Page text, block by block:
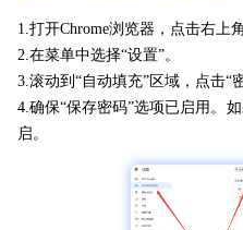
1.打开Chrome浏览器，点击右上
2.在菜单中选择“设置”。
3.滚动到“自动填充”区域，点击“密
4.确保“保存密码”选项已启用。
启。